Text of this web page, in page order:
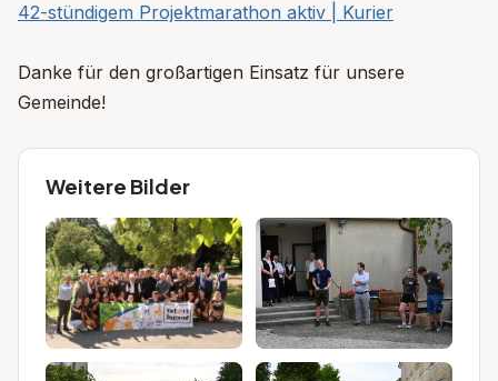
42-stündigem Projektmarathon aktiv | Kurier
Danke für den großartigen Einsatz für unsere
Gemeinde!
Weitere Bilder